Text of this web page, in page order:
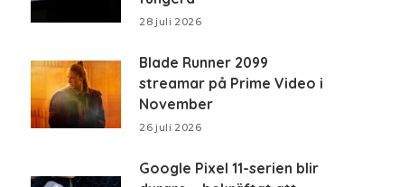
28 juli 2026
Blade Runner 2099
streamar på Prime Video i
November
26 juli 2026
Google Pixel 11-serien blir